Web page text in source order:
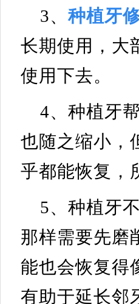
3、 种植牙
长期使用，大
使用下去。
4、种植牙
也随之缩小，
乎都能恢复，
5、种植牙
那样需要先磨
能也会恢复得
有助于延长邻